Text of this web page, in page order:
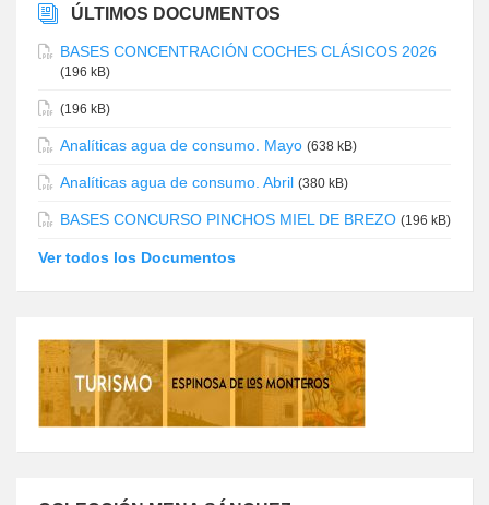
ÚLTIMOS DOCUMENTOS
BASES CONCENTRACIÓN COCHES CLÁSICOS 2026
(196 kB)
(196 kB)
Analíticas agua de consumo. Mayo (638 kB)
Analíticas agua de consumo. Abril (380 kB)
BASES CONCURSO PINCHOS MIEL DE BREZO (196 kB)
Ver todos los Documentos